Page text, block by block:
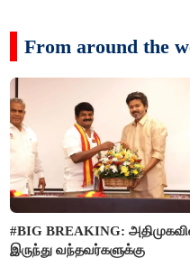
From around the
#BIG BREAKING:
இருந்து வந்தவர்களுக்கு